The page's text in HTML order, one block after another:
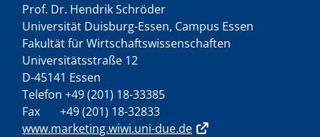
Prof. Dr. Hendrik Schröder
Universität Duisburg-Essen, Campus Essen
Fakultät für Wirtschaftswissenschaften
Universitätsstraße 12
D-45141 Essen
Telefon +49 (201) 18-33385
Fax +49 (201) 18-32833
www.marketing.wiwi.uni-due.de